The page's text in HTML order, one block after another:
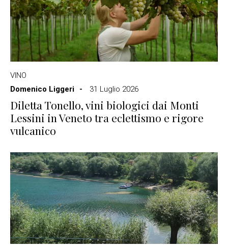
VINO
Domenico Liggeri
31 Luglio 2026
Diletta Tonello, vini biologici dai Monti
Lessini in Veneto tra eclettismo e rigore
vulcanico